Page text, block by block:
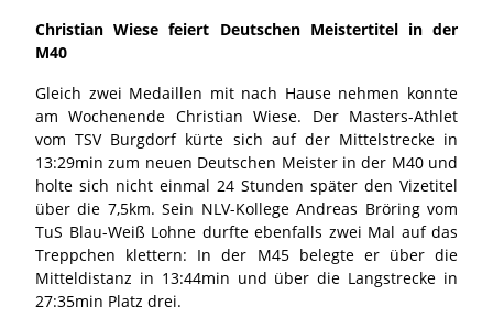
Christian Wiese feiert Deutschen Meistertitel in der
M40
Gleich zwei Medaillen mit nach Hause nehmen konnte
am Wochenende Christian Wiese. Der Masters-Athlet
vom TSV Burgdorf kürte sich auf der Mittelstrecke in
13:29min zum neuen Deutschen Meister in der M40 und
holte sich nicht einmal 24 Stunden später den Vizetitel
über die 7,5km. Sein NLV-Kollege Andreas Bröring vom
TuS Blau-Weiß Lohne durfte ebenfalls zwei Mal auf das
Treppchen klettern: In der M45 belegte er über die
Mitteldistanz in 13:44min und über die Langstrecke in
27:35min Platz drei.